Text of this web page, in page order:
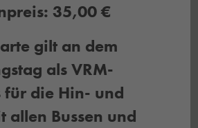
35,00 €
gilt an dem
als VRM-
für die Hin- und
allen Bussen und